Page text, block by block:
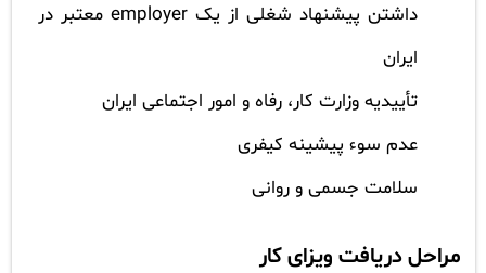
داشتن پیشنهاد شغلی از یک employer معتبر در
ایران
تأییدیه وزارت کار، رفاه و امور اجتماعی ایران
عدم سوء پیشینه کیفری
سلامت جسمی و روانی
مراحل دریافت ویزای کار